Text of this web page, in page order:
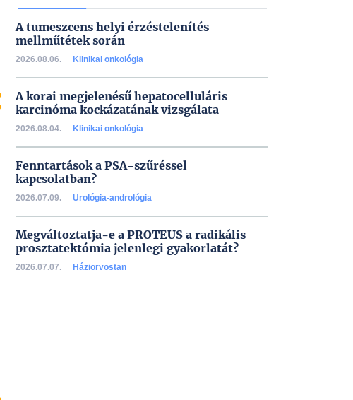
A tumeszcens helyi érzéstelenítés
mellműtétek során
2026.08.06. Klinikai onkológia
A korai megjelenésű hepatocelluláris
karcinóma kockázatának vizsgálata
2026.08.04. Klinikai onkológia
Fenntartások a PSA-szűréssel
kapcsolatban?
2026.07.09. Urológia-andrológia
Megváltoztatja-e a PROTEUS a radikális
prosztatektómia jelenlegi gyakorlatát?
2026.07.07. Háziorvostan